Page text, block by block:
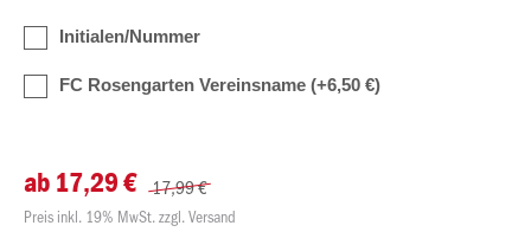
Initialen/Nummer
FC Rosengarten Vereinsname (+6,50 €)
ab 17,29 € 17,99 €
Preis inkl. 19% MwSt. zzgl. Versand